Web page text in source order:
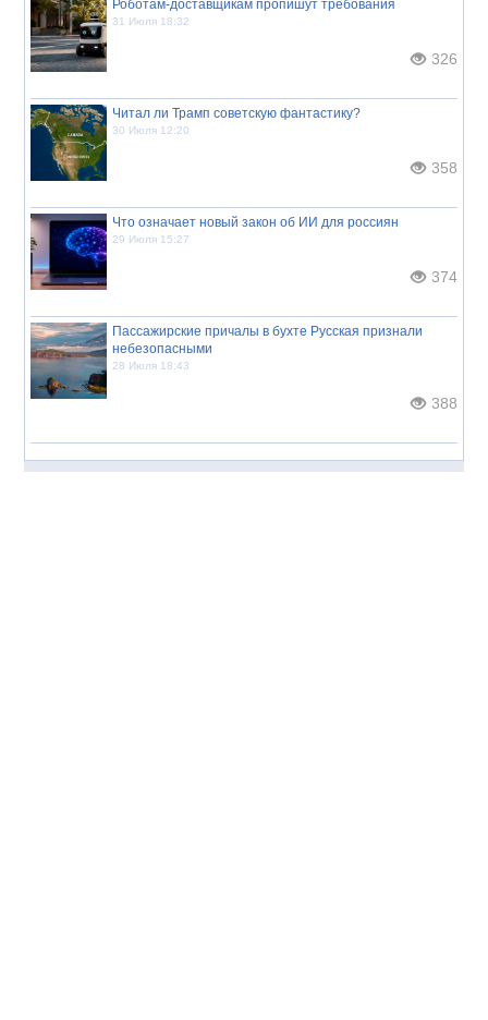
Роботам-доставщикам пропишут требования
31 Июля 18:32
326
Читал ли Трамп советскую фантастику?
30 Июля 12:20
358
Что означает новый закон об ИИ для россиян
29 Июля 15:27
374
Пассажирские причалы в бухте Русская признали
небезопасными
28 Июля 18:43
388